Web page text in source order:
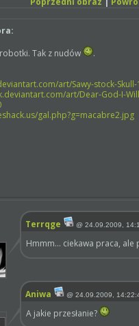
Tak z nudów
.
art/Sawy-stock-
art/Dear-God-I-
gal.php?g=macabre2.jpg
Terrqge @ 24.09.2009,
Hmmm... ciekawa praca,
Aniwa @ 24.09.2009,
A jakie przesłanie?